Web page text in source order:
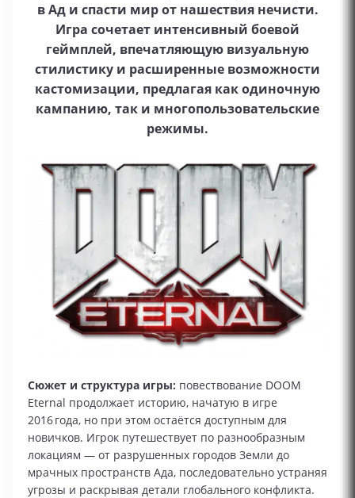
в Ад и спасти мир от нашествия нечисти.
Игра сочетает интенсивный боевой
геймплей, впечатляющую визуальную
стилистику и расширенные возможности
кастомизации, предлагая как одиночную
кампанию, так и многопользовательские
режимы.
Сюжет и структура игры: повествование DOOM
Eternal продолжает историю, начатую в игре
2016 года, но при этом остаётся доступным для
новичков. Игрок путешествует по разнообразным
локациям — от разрушенных городов Земли до
мрачных пространств Ада, последовательно устраняя
угрозы и раскрывая детали глобального конфликта.